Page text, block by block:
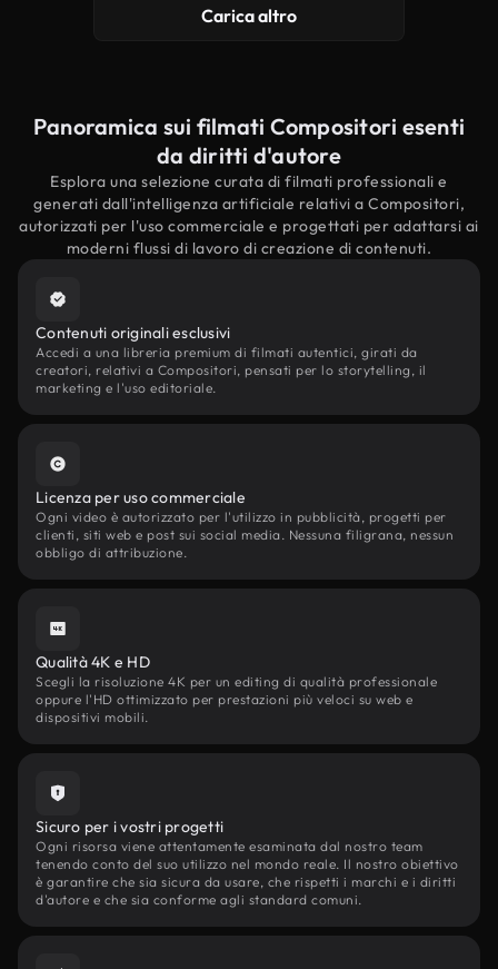
Carica altro
Panoramica sui filmati Compositori esenti
da diritti d'autore
Esplora una selezione curata di filmati professionali e
generati dall'intelligenza artificiale relativi a Compositori,
autorizzati per l'uso commerciale e progettati per adattarsi ai
moderni flussi di lavoro di creazione di contenuti.
Contenuti originali esclusivi
Accedi a una libreria premium di filmati autentici, girati da
creatori, relativi a Compositori, pensati per lo storytelling, il
marketing e l'uso editoriale.
Licenza per uso commerciale
Ogni video è autorizzato per l'utilizzo in pubblicità, progetti per
clienti, siti web e post sui social media. Nessuna filigrana, nessun
obbligo di attribuzione.
Qualità 4K e HD
Scegli la risoluzione 4K per un editing di qualità professionale
oppure l'HD ottimizzato per prestazioni più veloci su web e
dispositivi mobili.
Sicuro per i vostri progetti
Ogni risorsa viene attentamente esaminata dal nostro team
tenendo conto del suo utilizzo nel mondo reale. Il nostro obiettivo
è garantire che sia sicura da usare, che rispetti i marchi e i diritti
d'autore e che sia conforme agli standard comuni.